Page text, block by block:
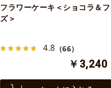
フラワーケーキ＜ショコラ＆
ズ＞
4.8 （66）
￥3,240